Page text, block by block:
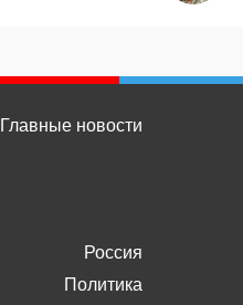
Главные новости
Россия
Политика